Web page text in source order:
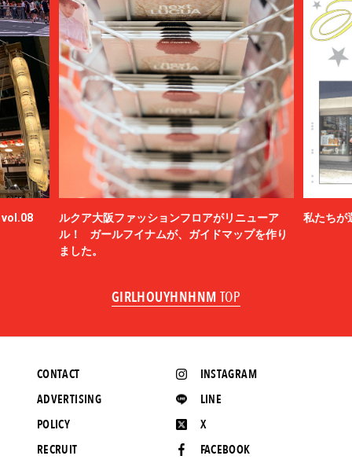
vol.08
ルクア大阪ファッションフロアがリニューア
ル！ ガールフイナムが、ガイドマップを作り
ました。
私たちが
GIRLHOUYHNHNM TOP
INSTAGRAM
LINE
X
FACEBOOK
CONTACT
ADVERTISING
POLICY
RECRUIT